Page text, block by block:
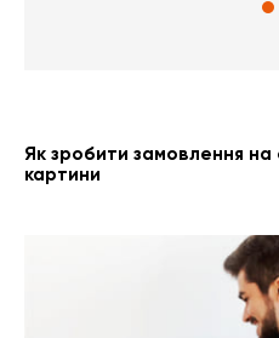
Як зробити замовлення
картини